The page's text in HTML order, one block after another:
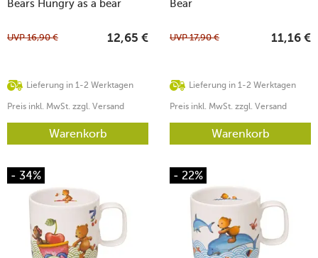
Bears Hungry as a bear
Lieferung in 1-2 Werktagen
UVP16,90 € 12,65 €
Preis inkl. MwSt. zzgl. Versand
Warenkorb
Bear
Lieferung in 1-2 Werktagen
UVP17,90 € 11,16 €
Preis inkl. MwSt. zzgl. Versand
Warenkorb
- 34% - 22%